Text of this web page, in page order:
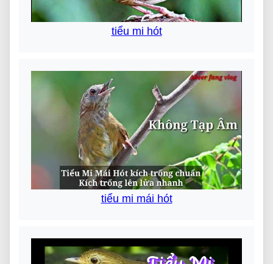
tiểu mi hót
tiểu mi mái hót